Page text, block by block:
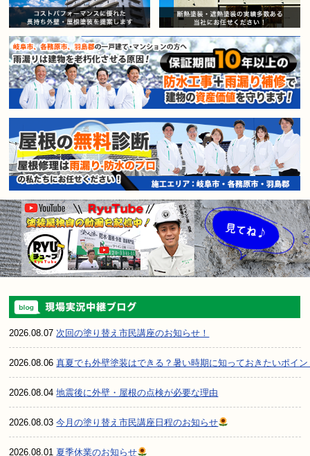
賃貸マンション・アパートオー
2026.08.07次回の塗り替え市民講座のお知らせ！
2026.08.06真夏でも外壁塗装はできる？暑い時期に知っておきたいポイン
2026.08.04地震後に外壁・屋根の点検が必要な理由
2026.08.03今月の塗り替え市民講座日程のお知らせ
2026.08.01 夏季休業のお知らせ